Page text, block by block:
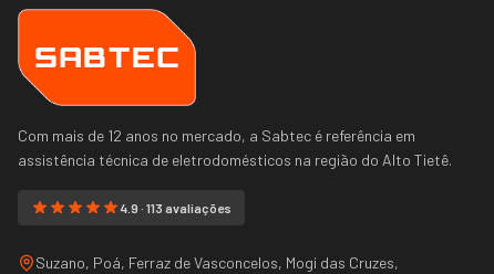
Com mais de 12 anos no mercado, a Sabtec é referência em
assistência técnica de eletrodomésticos na região do Alto Tietê.
4.9 · 113 avaliações
Suzano, Poá, Ferraz de Vasconcelos, Mogi das Cruzes,